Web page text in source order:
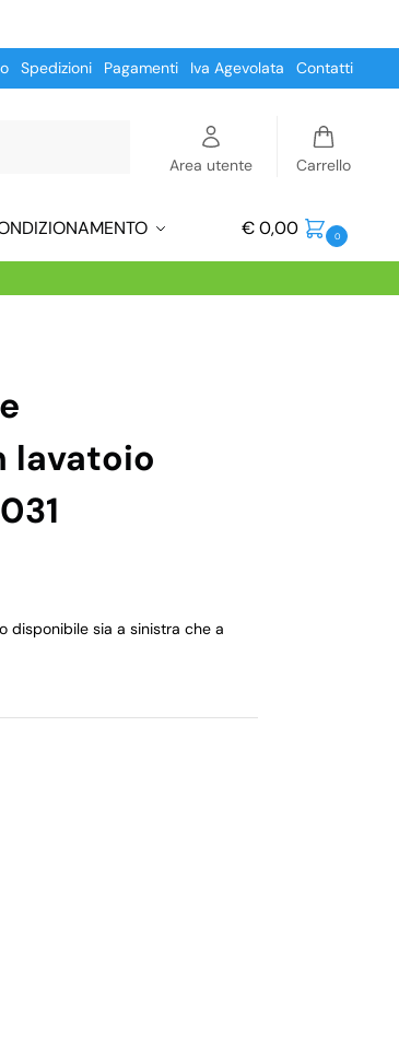
Spedizioni Pagamenti Iva Agevolata Contatti
Area utente Carrello
€0,00 0
lavatoio
disponibile sia a sinistra che a